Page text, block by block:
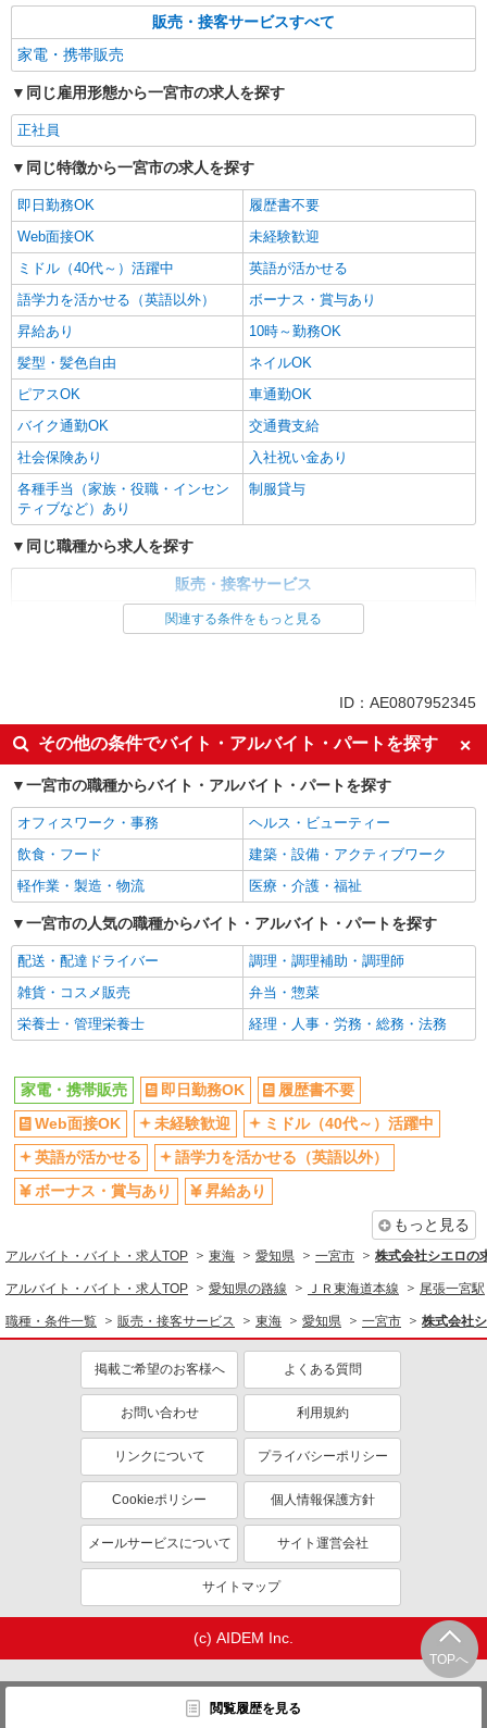
販売・接客サービスすべて
家電・携帯販売
同じ雇用形態から一宮市の求人を探す
正社員
同じ特徴から一宮市の求人を探す
即日勤務OK
履歴書不要
Web面接OK
未経験歓迎
ミドル（40代～）活躍中
英語が活かせる
語学力を活かせる（英語以外）
ボーナス・賞与あり
昇給あり
10時～勤務OK
髪型・髪色自由
ネイルOK
ピアスOK
車通勤OK
バイク通勤OK
交通費支給
社会保険あり
入社祝い金あり
各種手当（家族・役職・インセン
ティブなど）あり
制服貸与
同じ職種から求人を探す
販売・接客サービス
英語が活かせる
ボーナス・賞与あり
車通勤OK
交通費支給
社会保険あり
関連する条件をもっと見る
ID：AE0807952345
その他の条件でバイト・アルバイト・パートを探す
一宮市の職種からバイト・アルバイト・パートを探す
オフィスワーク・事務
ヘルス・ビューティー
飲食・フード
建築・設備・アクティブワーク
軽作業・製造・物流
医療・介護・福祉
一宮市の人気の職種からバイト・アルバイト・パートを探す
配送・配達ドライバー
調理・調理補助・調理師
雑貨・コスメ販売
弁当・惣菜
栄養士・管理栄養士
経理・人事・労務・総務・法務
TOPへ
閲覧履歴を見る
家電・携帯販売 即日勤務OK
履歴書不要
Web面接OK
未経験歓迎
ミドル（40代～）活躍中
英語が活かせる
語学力を活かせる（英語以外）
ボーナス・賞与あり
昇給あり
もっと見る
アルバイト・バイト・求人TOP 東海 愛知県 一宮市 株式会社シエロの
アルバイト・バイト・求人TOP 愛知県の路線 ＪＲ東海道本線 尾張一宮駅
職種・条件一覧 販売・接客サービス 東海 愛知県 一宮市 株式会社
掲載ご希望のお客様へ よくある質問
お問い合わせ 利用規約
リンクについて プライバシーポリシー
Cookieポリシー 個人情報保護方針
メールサービスについて サイト運営会社
サイトマップ
(c) AIDEM Inc.